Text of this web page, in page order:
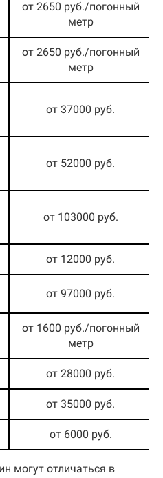
от 2650 руб./погонный
метр
от 2650 руб./погонный
метр
от 37000 руб.
от 52000 руб.
от 103000 руб.
от 12000 руб.
от 97000 руб.
от 1600 руб./погонный
метр
от 28000 руб.
от 35000 руб.
от 6000 руб.
могут отличаться в